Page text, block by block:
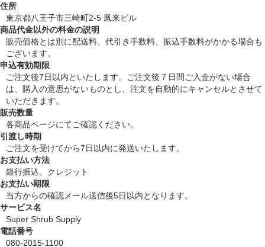
住所
東京都八王子市三崎町2-5 鳳来ビル
商品代金以外の料金の説明
販売価格とは別に配送料、代引き手数料、振込手数料がかかる場合も
ございます。
申込有効期限
ご注文後7日以内といたします。ご注文後７日間ご入金がない場合
は、購入の意思がないものとし、注文を自動的にキャンセルとさせて
いただきます。
販売数量
各商品ページにてご確認ください。
引渡し時期
ご注文を受けてから7日以内に発送いたします。
お支払い方法
銀行振込、クレジット
お支払い期限
当方からの確認メール送信後5日以内となります。
サービス名
Super Shrub Supply
電話番号
080-2015-1100